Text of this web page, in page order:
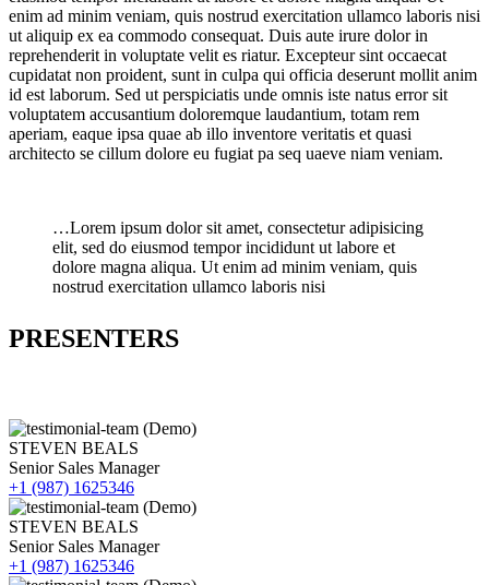
enim ad minim veniam, quis nostrud exercitation ullamco laboris nisi
ut aliquip ex ea commodo consequat. Duis aute irure dolor in
reprehenderit in voluptate velit es riatur. Excepteur sint occaecat
cupidatat non proident, sunt in culpa qui officia deserunt mollit anim
id est laborum. Sed ut perspiciatis unde omnis iste natus error sit
voluptatem accusantium doloremque laudantium, totam rem
aperiam, eaque ipsa quae ab illo inventore veritatis et quasi
architecto se cillum dolore eu fugiat pa seq uaeve niam veniam.
…Lorem ipsum dolor sit amet, consectetur adipisicing
elit, sed do eiusmod tempor incididunt ut labore et
dolore magna aliqua. Ut enim ad minim veniam, quis
nostrud exercitation ullamco laboris nisi
PRESENTERS
STEVEN BEALS
Senior Sales Manager
+1 (987) 1625346
STEVEN BEALS
Senior Sales Manager
+1 (987) 1625346